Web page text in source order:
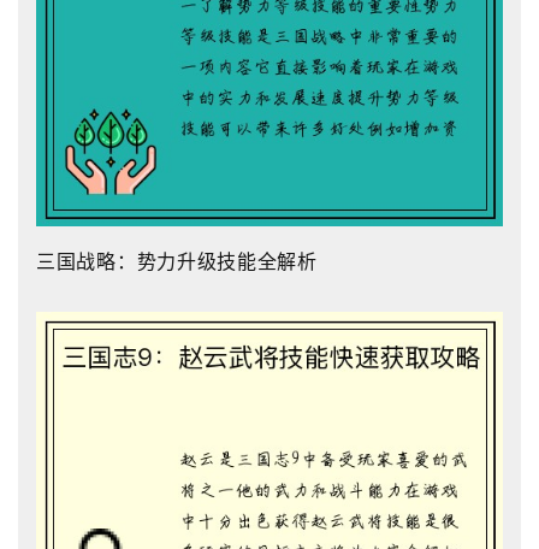
三国战略：势力升级技能全解析